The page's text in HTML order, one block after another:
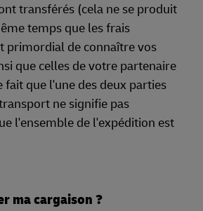
transférés (cela ne se produit
temps que les frais
primordial de connaître vos
que celles de votre partenaire
fait que l'une des deux parties
ne signifie pas
l'ensemble de l'expédition est
ma cargaison ?